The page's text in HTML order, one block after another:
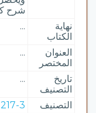
شرح
نهاية
الكتاب
...
العنوان
المختصر
...
تاريخ
التصنيف
...
التصنيف
217-3 | فقه شافعي